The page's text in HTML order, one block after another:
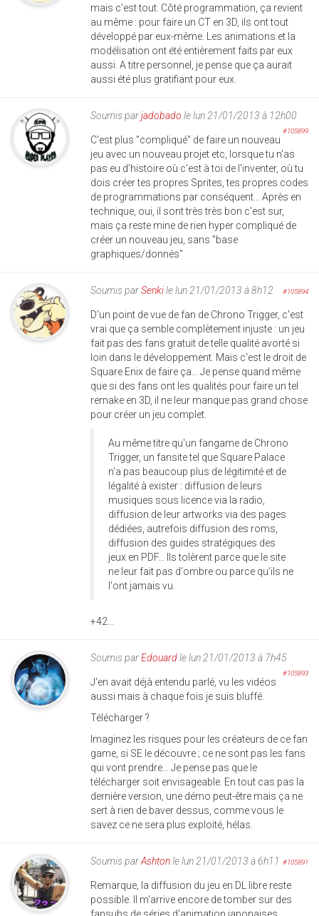
mais c'est tout. Côté programmation, ça revient
au même : pour faire un CT en 3D, ils ont tout
développé par eux-même. Les animations et la
modélisation ont été entièrement faits par eux
aussi. A titre personnel, je pense que ça aurait
aussi été plus gratifiant pour eux.
Soumis parjadobado le lun 21/01/2013 à 12h00
#105899
C'est plus "compliqué" de faire un nouveau
jeu avec un nouveau projet etc, lorsque tu n'as
pas eu d'histoire où c'est à toi de l'inventer, où tu
dois créer tes propres Sprites, tes propres codes
de programmations par conséquent... Après en
technique, oui, il sont très très bon c'est sur,
mais ça reste mine de rien hyper compliqué de
créer un nouveau jeu, sans "base
graphiques/donnés"
Soumis parSenkile lun 21/01/2013 à 8h12 #105894
D'un point de vue de fan de Chrono Trigger, c'est
vrai que ça semble complètement injuste : un jeu
fait pas des fans gratuit de telle qualité avorté si
loin dans le développement. Mais c'est le droit de
Square Enix de faire ça... Je pense quand même
que si des fans ont les qualités pour faire un tel
remake en 3D, il ne leur manque pas grand chose
pour créer un jeu complet.
Au même titre qu'un fangame de Chrono
Trigger, un fansite tel que Square Palace
n'a pas beaucoup plus de légitimité et de
légalité à exister : diffusion de leurs
musiques sous licence via la radio,
diffusion de leur artworks via des pages
dédiées, autrefois diffusion des roms,
diffusion des guides stratégiques des
jeux en PDF... Ils tolèrent parce que le site
ne leur fait pas d'ombre ou parce qu'ils ne
l'ont jamais vu.
+42...
Soumis parEdouardle lun 21/01/2013 à 7h45
#105893
J'en avait déjà entendu parlé, vu les vidéos
aussi mais à chaque fois je suis bluffé.
Télécharger ?
Imaginez les risques pour les créateurs de ce fan
game, si SE le découvre ; ce ne sont pas les fans
qui vont prendre... Je pense pas que le
télécharger soit envisageable. En tout cas pas la
dernière version, une démo peut-être mais ça ne
sert à rien de baver dessus, comme vous le
savez ce ne sera plus exploité, hélas.
Soumis parAshtonle lun 21/01/2013 à 6h11 #105891
Remarque, la diffusion du jeu en DL libre reste
possible. Il m'arrive encore de tomber sur des